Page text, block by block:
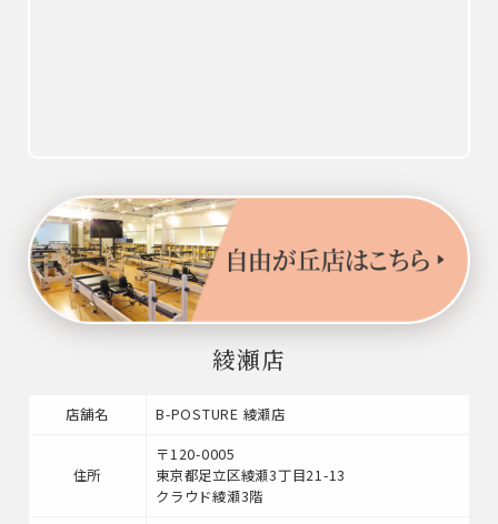
綾瀬店
店舗名 B-POSTURE 綾瀬店
住所
〒120-0005
東京都足立区綾瀬3丁目21-13
クラウド綾瀬3階